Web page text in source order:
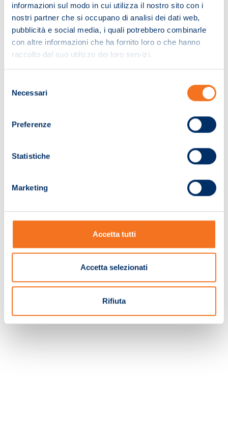
informazioni sul modo in cui utilizza il nostro sito con i
nostri partner che si occupano di analisi dei dati web,
pubblicità e social media, i quali potrebbero combinarle
con altre informazioni che ha fornito loro o che hanno
raccolto dal suo utilizzo dei loro servizi.
delNecessari
Preferenze
Statistiche
Marketing
Accetta tutti
Accetta selezionati
Rifiuta
Ti invitiamo a effettuare una nuova ricerca.